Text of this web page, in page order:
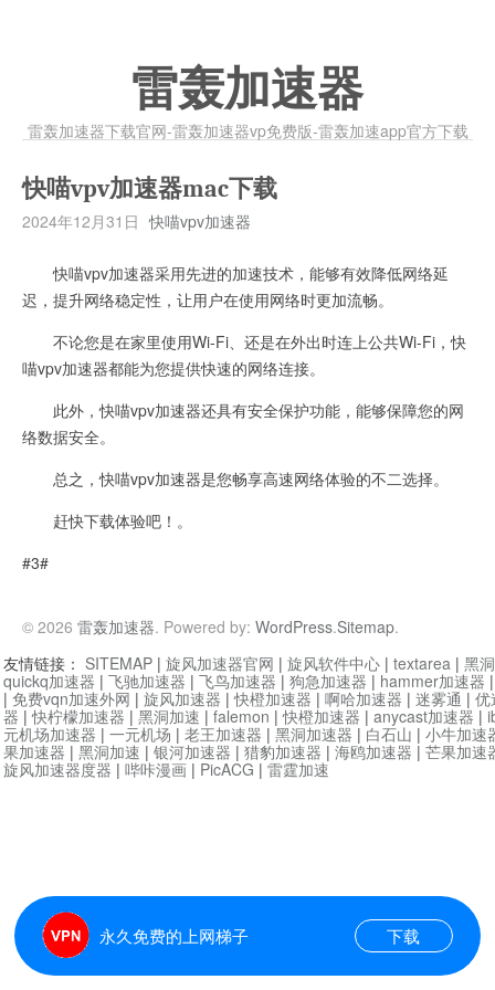
雷轰加速器
雷轰加速器下载官网-雷轰加速器vp免费版-雷轰加速app官方下载
快喵vpv加速器mac下载
2024年12月31日 快喵vpv加速器
快喵vpv加速器采用先进的加速技术，能够有效降低网络延
迟，提升网络稳定性，让用户在使用网络时更加流畅。
不论您是在家里使用Wi-Fi、还是在外出时连上公共Wi-Fi，快
喵vpv加速器都能为您提供快速的网络连接。
此外，快喵vpv加速器还具有安全保护功能，能够保障您的网
络数据安全。
总之，快喵vpv加速器是您畅享高速网络体验的不二选择。
赶快下载体验吧！。
#3#
© 2026 雷轰加速器. Powered by: WordPress.Sitemap.
永久免费的上网梯子 下载
友情链接： SITEMAP | 旋风加速器官网 | 旋风软件中心 | textarea | 黑
quickq加速器 | 飞驰加速器 | 飞鸟加速器 | 狗急加速器 | hammer加速器
| 免费vqn加速外网 | 旋风加速器 |快橙加速器 | 啊哈加速器 | 迷雾通 | 优
器 |快柠檬加速器 | 黑洞加速 | falemon |快橙加速器 | anycast加速器 |
元机场加速器 | 一元机场 | 老王加速器 | 黑洞加速器 | 白石山 | 小牛加速
果加速器 | 黑洞加速 | 银河加速器 | 猎豹加速器 | 海鸥加速器 | 芒果加速
旋风加速器度器 | 哔咔漫画 | PicACG | 雷霆加速